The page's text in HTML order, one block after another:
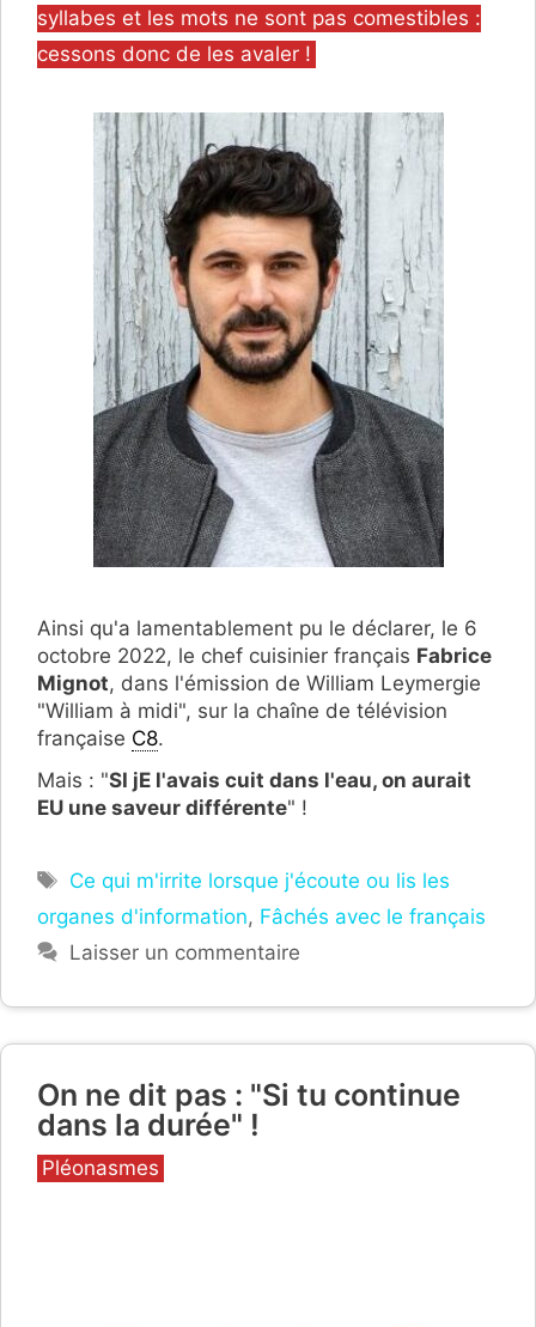
syllabes et les mots ne sont pas comestibles :
cessons donc de les avaler !
Ainsi qu'a lamentablement pu le déclarer, le 6
octobre 2022, le chef cuisinier français Fabrice
Mignot, dans l'émission de William Leymergie
"William à midi", sur la chaîne de télévision
française C8.
Mais : "SI jE l'avais cuit dans l'eau, on aurait
EU une saveur différente" !
Étiquettes
Ce qui m'irrite lorsque j'écoute ou lis les
organes d'information, Fâchés avec le français
Laisser un commentaire
On ne dit pas : "Si tu continue
dans la durée" !
Catégories
Pléonasmes